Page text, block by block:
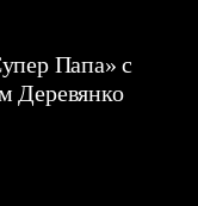
Папа» с
Деревянко